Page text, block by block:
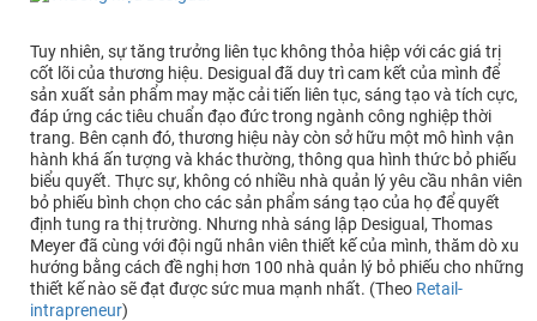
Tuy nhiên, sự tăng trưởng liên tục không thỏa hiệp với các giá trị
cốt lõi của thương hiệu. Desigual đã duy trì cam kết của mình để
sản xuất sản phẩm may mặc cải tiến liên tục, sáng tạo và tích cực,
đáp ứng các tiêu chuẩn đạo đức trong ngành công nghiệp thời
trang. Bên cạnh đó, thương hiệu này còn sở hữu một mô hình vận
hành khá ấn tượng và khác thường, thông qua hình thức bỏ phiếu
biểu quyết. Thực sự, không có nhiều nhà quản lý yêu cầu nhân viên
bỏ phiếu bình chọn cho các sản phẩm sáng tạo của họ để quyết
định tung ra thị trường. Nhưng nhà sáng lập Desigual, Thomas
Meyer đã cùng với đội ngũ nhân viên thiết kế của mình, thăm dò xu
hướng bằng cách đề nghị hơn 100 nhà quản lý bỏ phiếu cho những
thiết kế nào sẽ đạt được sức mua mạnh nhất. (Theo Retail-
intrapreneur)